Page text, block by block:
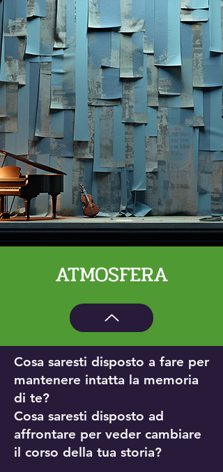
ATMOSFERA
Cosa saresti disposto a fare per
mantenere intatta la memoria
di te?
Cosa saresti disposto ad
affrontare per veder cambiare
il corso della tua storia?